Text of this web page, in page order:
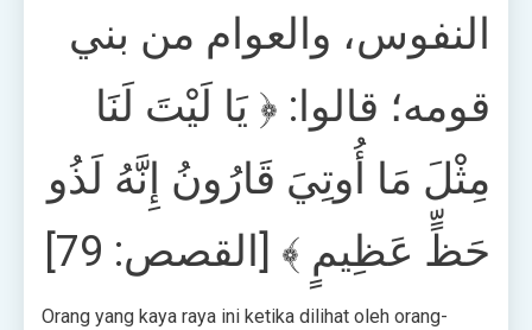
النفوس، والعوام من بني
قومه؛ قالوا: ﴿ يَا لَيْتَ لَنَا
مِثْلَ مَا أُوتِيَ قَارُونُ إِنَّهُ لَذُو
حَظٍّ عَظِيمٍ ﴾ [القصص: 79]
Orang yang kaya raya ini ketika dilihat oleh orang-